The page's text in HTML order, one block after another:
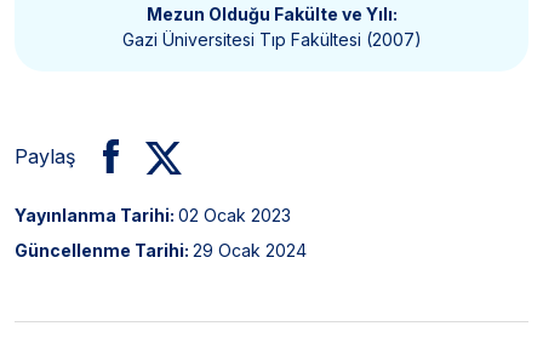
Mezun Olduğu Fakülte ve Yılı:
Gazi Üniversitesi Tıp Fakültesi (2007)
Paylaş
Yayınlanma Tarihi: 02 Ocak 2023
Güncellenme Tarihi: 29 Ocak 2024